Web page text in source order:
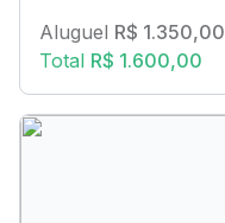
Aluguel R$ 1.350,00
Total R$ 1.600,00